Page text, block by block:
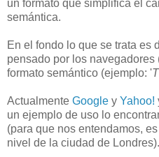
un formato que simplifica el
semántica.
En el fondo lo que se trata es
pensado por los navegadores
formato semántico (ejemplo: '
Actualmente Google y Yahoo!
un ejemplo de uso lo
(para que nos entendamos,
nivel de la ciudad de Londres).